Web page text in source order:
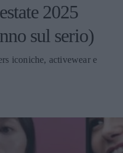
2025
sul serio)
iconiche, activewear e